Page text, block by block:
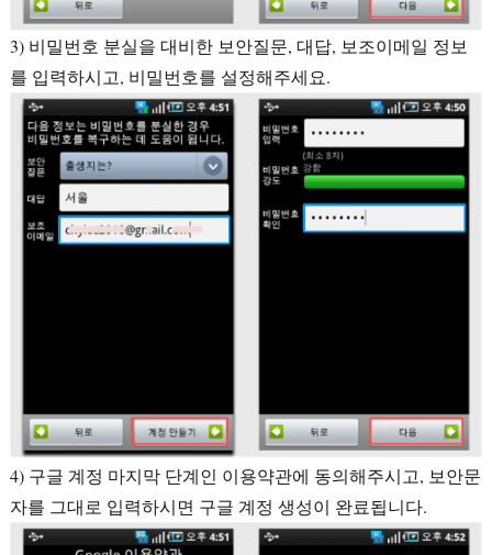
3) 비밀번호 분실을 대비한 보안질문, 대답, 보조이메일 정보
를 입력하시고, 비밀번호를 설정해주세요.
4) 구글 계정 마지막 단계인 이용약관에 동의해주시고, 보안문
자를 그대로 입력하시면 구글 계정 생성이 완료됩니다.